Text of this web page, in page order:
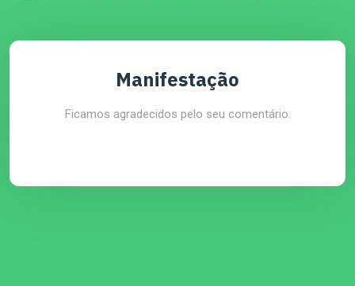
Manifestação
Ficamos agradecidos pelo seu comentário.